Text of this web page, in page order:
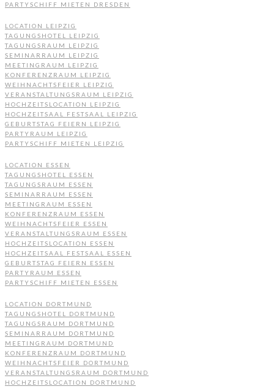
PARTYSCHIFF MIETEN DRESDEN
LOCATION LEIPZIG
TAGUNGSHOTEL LEIPZIG
TAGUNGSRAUM LEIPZIG
SEMINARRAUM LEIPZIG
MEETINGRAUM LEIPZIG
KONFERENZRAUM LEIPZIG
WEIHNACHTSFEIER LEIPZIG
VERANSTALTUNGSRAUM LEIPZIG
HOCHZEITSLOCATION LEIPZIG
HOCHZEITSAAL FESTSAAL LEIPZIG
GEBURTSTAG FEIERN LEIPZIG
PARTYRAUM LEIPZIG
PARTYSCHIFF MIETEN LEIPZIG
LOCATION ESSEN
TAGUNGSHOTEL ESSEN
TAGUNGSRAUM ESSEN
SEMINARRAUM ESSEN
MEETINGRAUM ESSEN
KONFERENZRAUM ESSEN
WEIHNACHTSFEIER ESSEN
VERANSTALTUNGSRAUM ESSEN
HOCHZEITSLOCATION ESSEN
HOCHZEITSAAL FESTSAAL ESSEN
GEBURTSTAG FEIERN ESSEN
PARTYRAUM ESSEN
PARTYSCHIFF MIETEN ESSEN
LOCATION DORTMUND
TAGUNGSHOTEL DORTMUND
TAGUNGSRAUM DORTMUND
SEMINARRAUM DORTMUND
MEETINGRAUM DORTMUND
KONFERENZRAUM DORTMUND
WEIHNACHTSFEIER DORTMUND
VERANSTALTUNGSRAUM DORTMUND
HOCHZEITSLOCATION DORTMUND